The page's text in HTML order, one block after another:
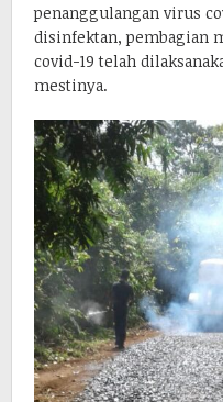
penanggulangan virus
disinfektan, pembagian
covid-19 telah
mestinya.